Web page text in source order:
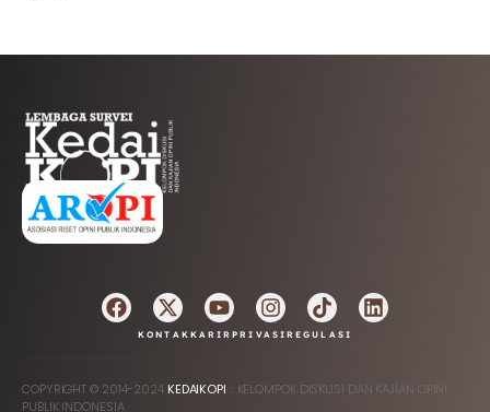
AFILIASI
KONTAK KARIRPRIVASI REGULASI
COPYRIGHT © 2014-2024 KEDAIKOPI :: KELOMPOK DISKUSI DAN KAJIAN OPINI
PUBLIK INDONESIA